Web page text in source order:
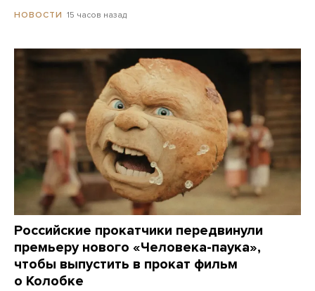
НОВОСТИ 15 часов назад
Российские прокатчики передвинули
премьеру нового «Человека-паука»,
чтобы выпустить в прокат фильм
о Колобке